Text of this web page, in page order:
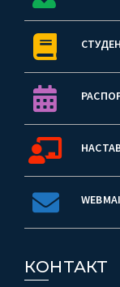
КОНТАКТ